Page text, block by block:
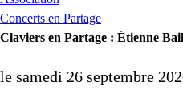
Concerts en Partage
Claviers en Partage : Étienne
le samedi 26 septembre